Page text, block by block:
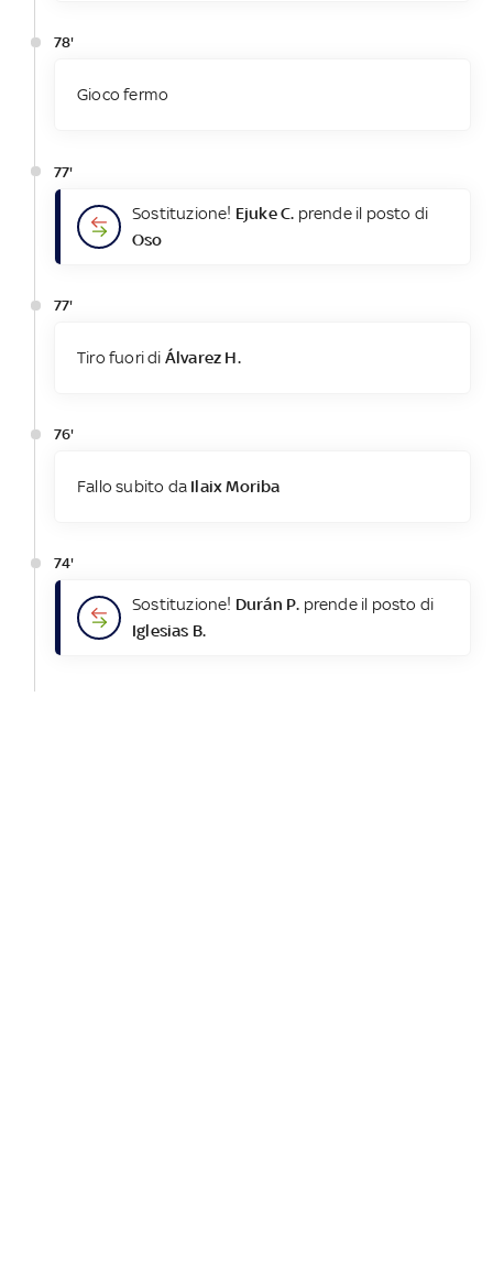
78'
Gioco fermo
77'
Sostituzione! Ejuke C. prende il posto di
Oso
77'
Tiro fuori di Álvarez H.
76'
Fallo subito da Ilaix Moriba
74'
Sostituzione! Durán P. prende il posto di
Iglesias B.